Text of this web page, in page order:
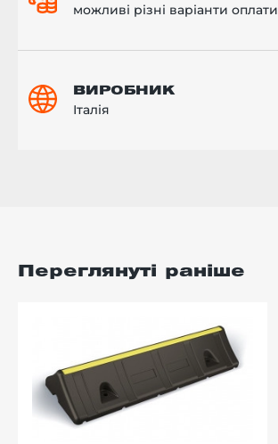
можливі різні варіанти оплати
ВИРОБНИК
Італія
Переглянуті раніше